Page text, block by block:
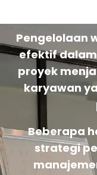
Pengelolaan
efektif
proyek
karyawan
Beberapa
strategi